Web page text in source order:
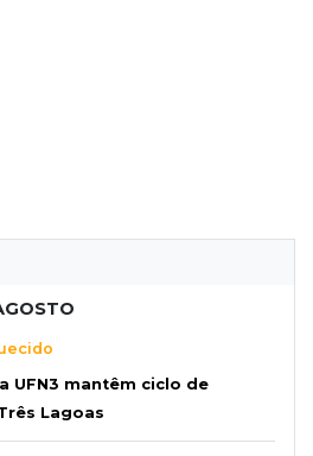
UFN3 mantêm ciclo de
Lagoas